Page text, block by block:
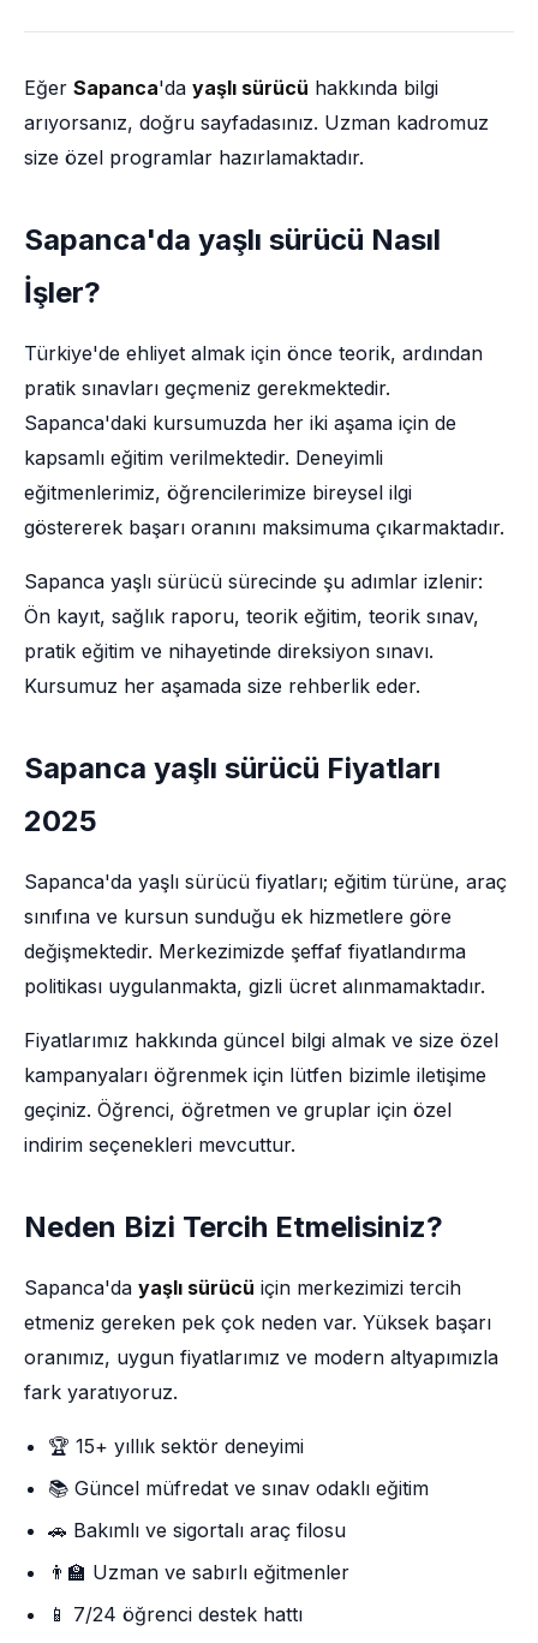
Eğer Sapanca'da yaşlı sürücü hakkında bilgi
arıyorsanız, doğru sayfadasınız. Uzman kadromuz
size özel programlar hazırlamaktadır.
Sapanca'da yaşlı sürücü Nasıl
İşler?
Türkiye'de ehliyet almak için önce teorik, ardından
pratik sınavları geçmeniz gerekmektedir.
Sapanca'daki kursumuzda her iki aşama için de
kapsamlı eğitim verilmektedir. Deneyimli
eğitmenlerimiz, öğrencilerimize bireysel ilgi
göstererek başarı oranını maksimuma çıkarmaktadır.
Sapanca yaşlı sürücü sürecinde şu adımlar izlenir:
Ön kayıt, sağlık raporu, teorik eğitim, teorik sınav,
pratik eğitim ve nihayetinde direksiyon sınavı.
Kursumuz her aşamada size rehberlik eder.
Sapanca yaşlı sürücü Fiyatları
2025
Sapanca'da yaşlı sürücü fiyatları; eğitim türüne, araç
sınıfına ve kursun sunduğu ek hizmetlere göre
değişmektedir. Merkezimizde şeffaf fiyatlandırma
politikası uygulanmakta, gizli ücret alınmamaktadır.
Fiyatlarımız hakkında güncel bilgi almak ve size özel
kampanyaları öğrenmek için lütfen bizimle iletişime
geçiniz. Öğrenci, öğretmen ve gruplar için özel
indirim seçenekleri mevcuttur.
Neden Bizi Tercih Etmelisiniz?
Sapanca'da yaşlı sürücü için merkezimizi tercih
etmeniz gereken pek çok neden var. Yüksek başarı
oranımız, uygun fiyatlarımız ve modern altyapımızla
fark yaratıyoruz.
🏆 15+ yıllık sektör deneyimi
📚 Güncel müfredat ve sınav odaklı eğitim
🚗 Bakımlı ve sigortalı araç filosu
👨‍🏫 Uzman ve sabırlı eğitmenler
📱 7/24 öğrenci destek hattı